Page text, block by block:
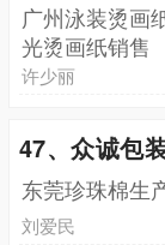
广州泳装烫画
光烫画纸销售
许少丽
47、众诚包
东莞珍珠棉生
刘爱民